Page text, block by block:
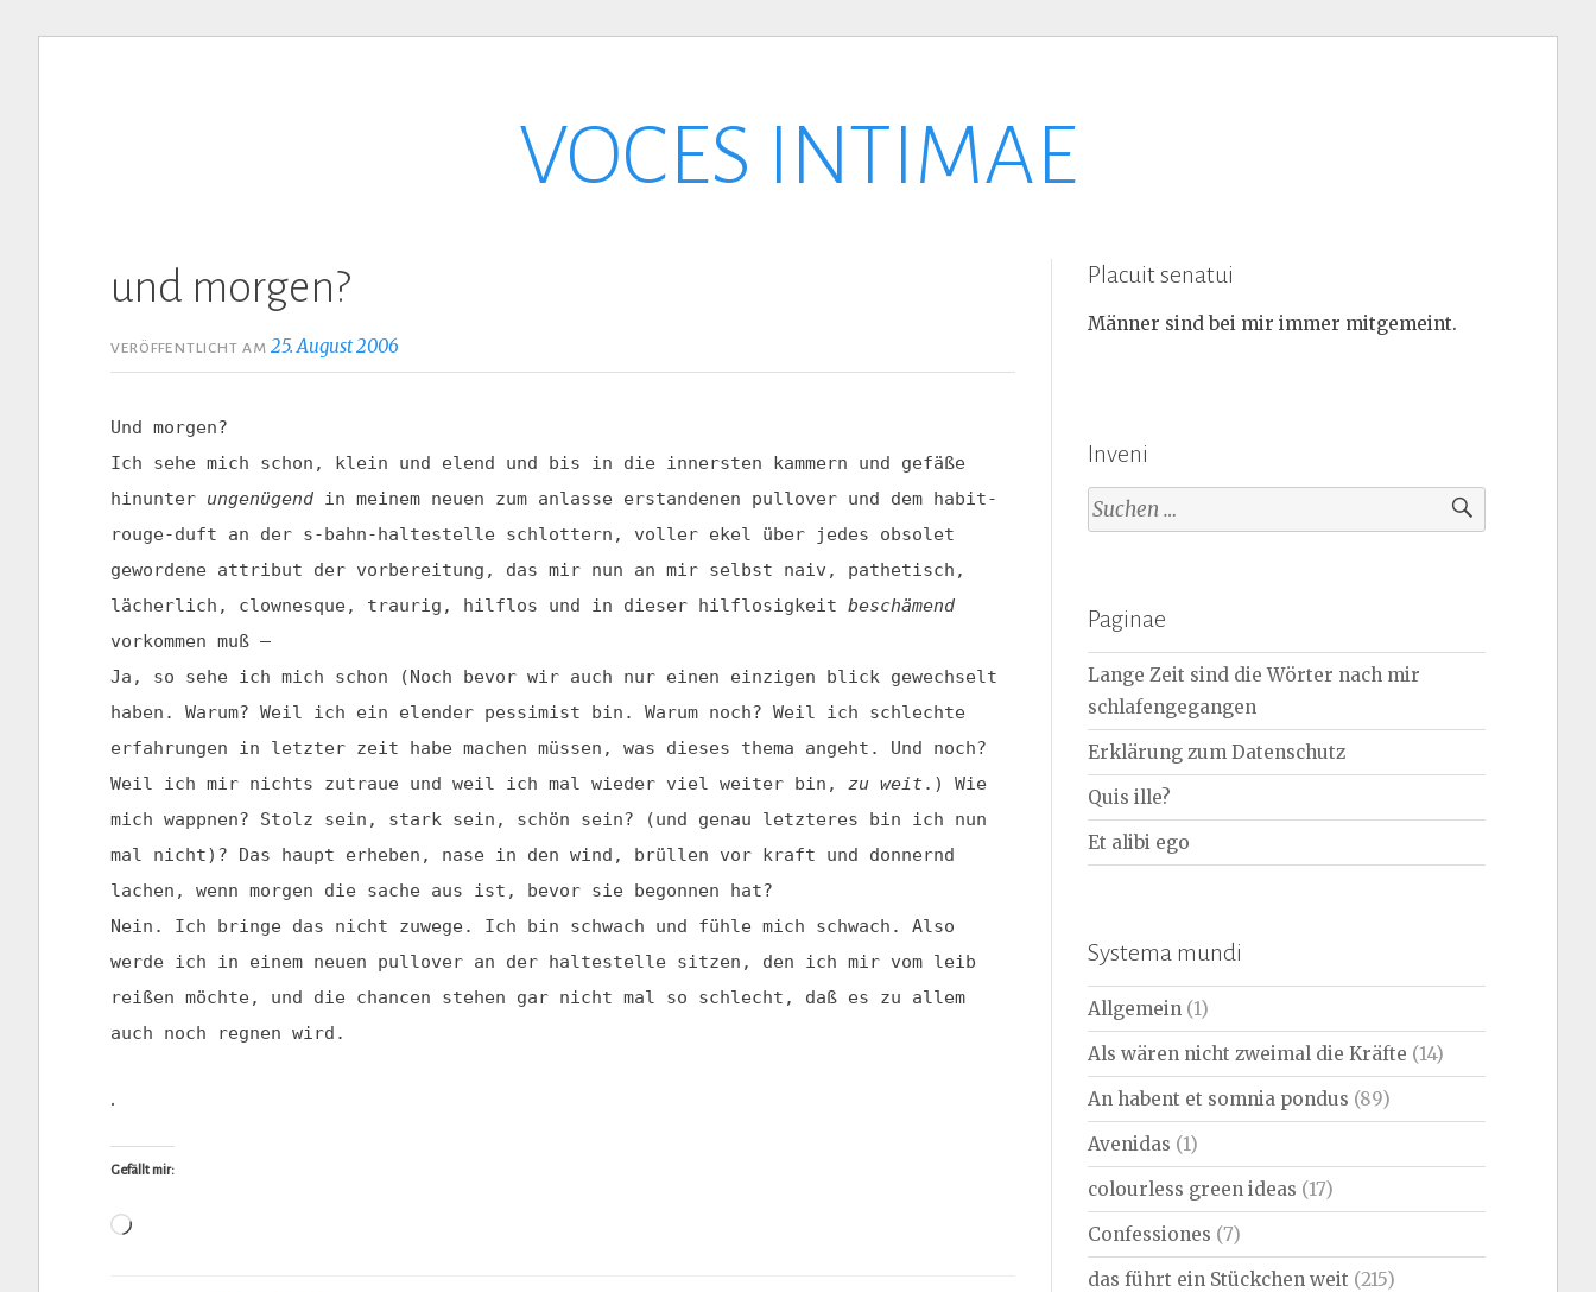
VOCES INTIMAE
und morgen?
VERÖFFENTLICHT AM25. August 2006
Und morgen?
Ich sehe mich schon, klein und elend und bis in die innersten kammern und gefäße
hinunter ungenügend in meinem neuen zum anlasse erstandenen pullover und dem habit-
rouge-duft an der s-bahn-haltestelle schlottern, voller ekel über jedes obsolet
gewordene attribut der vorbereitung, das mir nun an mir selbst naiv, pathetisch,
lächerlich, clownesque, traurig, hilflos und in dieser hilflosigkeit beschämend
vorkommen muß –
Ja, so sehe ich mich schon (Noch bevor wir auch nur einen einzigen blick gewechselt
haben. Warum? Weil ich ein elender pessimist bin. Warum noch? Weil ich schlechte
erfahrungen in letzter zeit habe machen müssen, was dieses thema angeht. Und noch?
Weil ich mir nichts zutraue und weil ich mal wieder viel weiter bin, zu weit.) Wie
mich wappnen? Stolz sein, stark sein, schön sein? (und genau letzteres bin ich nun
mal nicht)? Das haupt erheben, nase in den wind, brüllen vor kraft und donnernd
lachen, wenn morgen die sache aus ist, bevor sie begonnen hat?
Nein. Ich bringe das nicht zuwege. Ich bin schwach und fühle mich schwach. Also
werde ich in einem neuen pullover an der haltestelle sitzen, den ich mir vom leib
reißen möchte, und die chancen stehen gar nicht mal so schlecht, daß es zu allem
auch noch regnen wird.
.
Gefällt mir:
Wird
Placuit senatui
Männer sind bei mir immer mitgemeint.
Inveni
Suchen
nach:
Paginae
Lange Zeit sind die Wörter nach mir
schlafengegangen
Erklärung zum Datenschutz
Quis ille?
Et alibi ego
Systema mundi
Allgemein (1)
Als wären nicht zweimal die Kräfte (14)
An habent et somnia pondus (89)
Avenidas (1)
colourless green ideas (17)
Confessiones (7)
das führt ein Stückchen weit (215)